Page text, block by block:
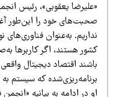
یعقوبی»، رئیس انجمن
خود را این‌طور آغاز
به‌عنوان فناوری‌های نوین
هستند، اگر کاربرها
اقتصاد دیجیتال واقعی
که سیستم به آن
در ادامه به بیانیه «انجمن